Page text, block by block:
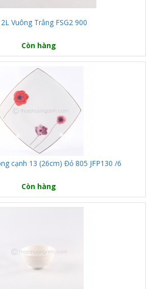
Vuông Trắng FSG2 900
Còn hàng
cạnh 13 (26cm) Đỏ 805 JFP130 /6
Còn hàng